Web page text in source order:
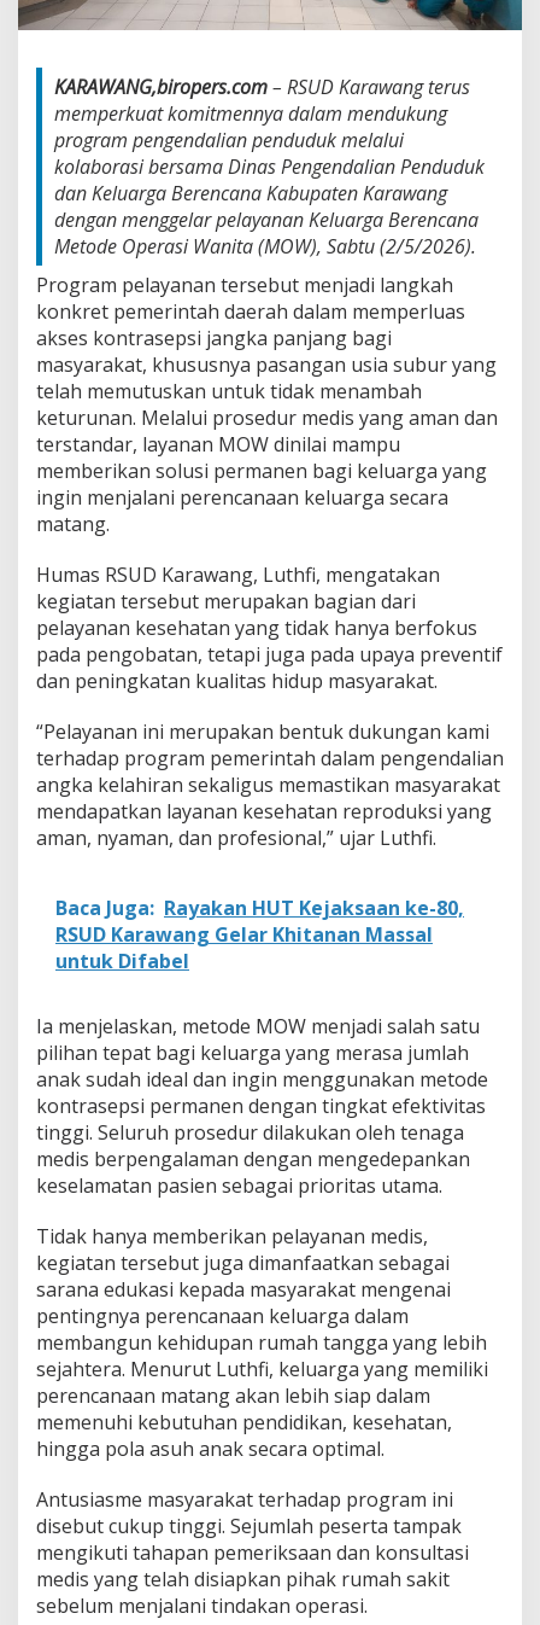
O
KARAWANG,biropers.com– RSUD Karawang terus
memperkuat komitmennya dalam mendukung
program pengendalian penduduk melalui
kolaborasi bersama Dinas Pengendalian Penduduk
dan Keluarga Berencana Kabupaten Karawang
dengan menggelar pelayanan Keluarga Berencana
Metode Operasi Wanita (MOW), Sabtu (2/5/2026).
Program pelayanan tersebut menjadi langkah
konkret pemerintah daerah dalam memperluas
akses kontrasepsi jangka panjang bagi
masyarakat, khususnya pasangan usia subur yang
telah memutuskan untuk tidak menambah
keturunan. Melalui prosedur medis yang aman dan
terstandar, layanan MOW dinilai mampu
memberikan solusi permanen bagi keluarga yang
ingin menjalani perencanaan keluarga secara
matang.
Humas RSUD Karawang, Luthfi, mengatakan
kegiatan tersebut merupakan bagian dari
pelayanan kesehatan yang tidak hanya berfokus
pada pengobatan, tetapi juga pada upaya preventif
dan peningkatan kualitas hidup masyarakat.
“Pelayanan ini merupakan bentuk dukungan kami
terhadap program pemerintah dalam pengendalian
angka kelahiran sekaligus memastikan masyarakat
mendapatkan layanan kesehatan reproduksi yang
aman, nyaman, dan profesional,” ujar Luthfi.
Baca Juga: Rayakan HUT Kejaksaan ke-80,
RSUD Karawang Gelar Khitanan Massal
untuk Difabel
Ia menjelaskan, metode MOW menjadi salah satu
pilihan tepat bagi keluarga yang merasa jumlah
anak sudah ideal dan ingin menggunakan metode
kontrasepsi permanen dengan tingkat efektivitas
tinggi. Seluruh prosedur dilakukan oleh tenaga
medis berpengalaman dengan mengedepankan
keselamatan pasien sebagai prioritas utama.
Tidak hanya memberikan pelayanan medis,
kegiatan tersebut juga dimanfaatkan sebagai
sarana edukasi kepada masyarakat mengenai
pentingnya perencanaan keluarga dalam
membangun kehidupan rumah tangga yang lebih
sejahtera. Menurut Luthfi, keluarga yang memiliki
perencanaan matang akan lebih siap dalam
memenuhi kebutuhan pendidikan, kesehatan,
hingga pola asuh anak secara optimal.
Antusiasme masyarakat terhadap program ini
disebut cukup tinggi. Sejumlah peserta tampak
mengikuti tahapan pemeriksaan dan konsultasi
medis yang telah disiapkan pihak rumah sakit
sebelum menjalani tindakan operasi.